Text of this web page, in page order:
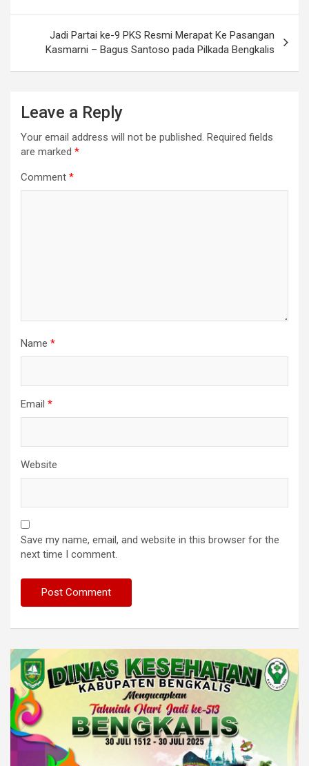
Jadi Partai ke-9 PKS Resmi Merapat Ke Pasangan
Kasmarni – Bagus Santoso pada Pilkada Bengkalis
Leave a Reply
Your email address will not be published. Required fields
are marked *
Comment *
Name *
Email *
Website
Save my name, email, and website in this browser for the
next time I comment.